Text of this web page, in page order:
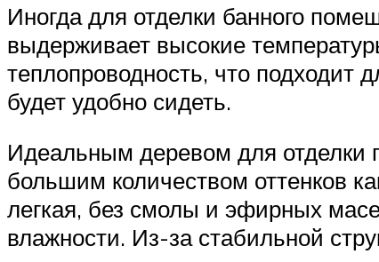
Иногда для отделки банного
выдерживает высокие
теплопроводность, что подходит
будет удобно сидеть.
Идеальным деревом для отделки
большим количеством оттенков
легкая, без смолы и эфирных
влажности. Из-за стабильной